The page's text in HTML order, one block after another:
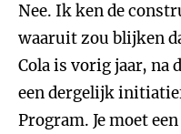
Nee. Ik ken de
waaruit zou blijken
Cola is vorig jaar, na
een dergelijk
Program. Je moet